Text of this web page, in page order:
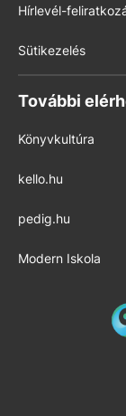
Hírlevél-
Sütikezelés
További
Könyvkultúra
kello.hu
pedig.hu
Modern Iskola